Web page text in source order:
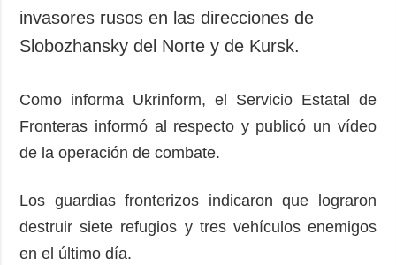
Releases
invasores rusos en las direcciones de
Slobozhansky del Norte y de Kursk.
Como informa Ukrinform, el Servicio Estatal de
Fronteras informó al respecto y publicó un vídeo
de la operación de combate.
Los guardias fronterizos indicaron que lograron
destruir siete refugios y tres vehículos enemigos
en el último día.